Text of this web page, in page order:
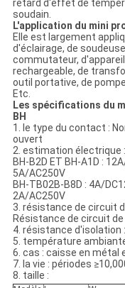
retard d'effet de
soudain.
L'application du mini
Elle est largement
d'éclairage, de
commutateur,
rechargeable, de
outil portative, de
Etc.
Les spécifications du
BH
1. le type du contact :
ouvert
2. estimation électrique :
BH-B2D ET BH-A1D :
5A/AC250V
BH-TB02B-B8D : 4A/
2A/AC250V
3. résistance de circuit
Résistance de circuit de
4. résistance d'isolation
5. température
6. cas : caisse en métal
7. la vie : périodes
8. taille :